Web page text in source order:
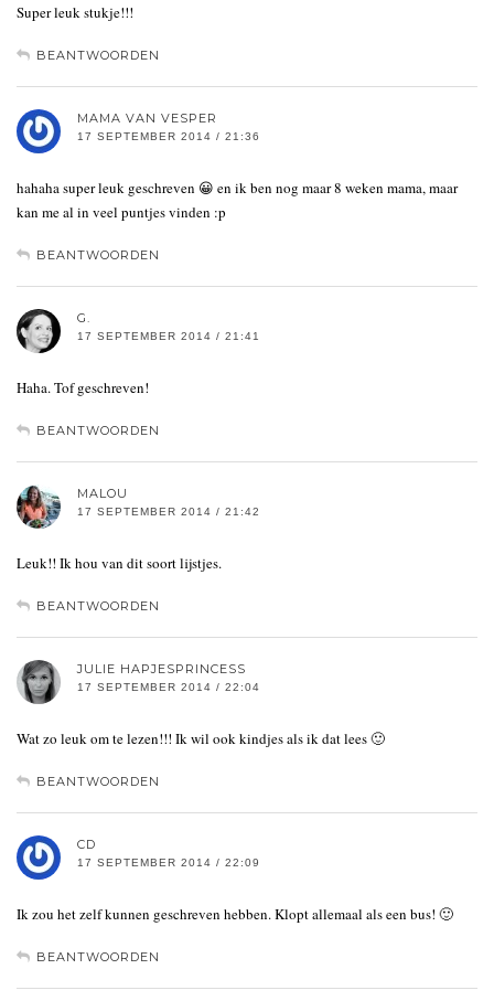
Super leuk stukje!!!
BEANTWOORDEN
MAMA VAN VESPER
17 SEPTEMBER 2014 / 21:36
hahaha super leuk geschreven 😀 en ik ben nog maar 8 weken mama, maar
kan me al in veel puntjes vinden :p
BEANTWOORDEN
G.
17 SEPTEMBER 2014 / 21:41
Haha. Tof geschreven!
BEANTWOORDEN
MALOU
17 SEPTEMBER 2014 / 21:42
Leuk!! Ik hou van dit soort lijstjes.
BEANTWOORDEN
JULIE HAPJESPRINCESS
17 SEPTEMBER 2014 / 22:04
Wat zo leuk om te lezen!!! Ik wil ook kindjes als ik dat lees 🙂
BEANTWOORDEN
CD
17 SEPTEMBER 2014 / 22:09
Ik zou het zelf kunnen geschreven hebben. Klopt allemaal als een bus! 🙂
BEANTWOORDEN